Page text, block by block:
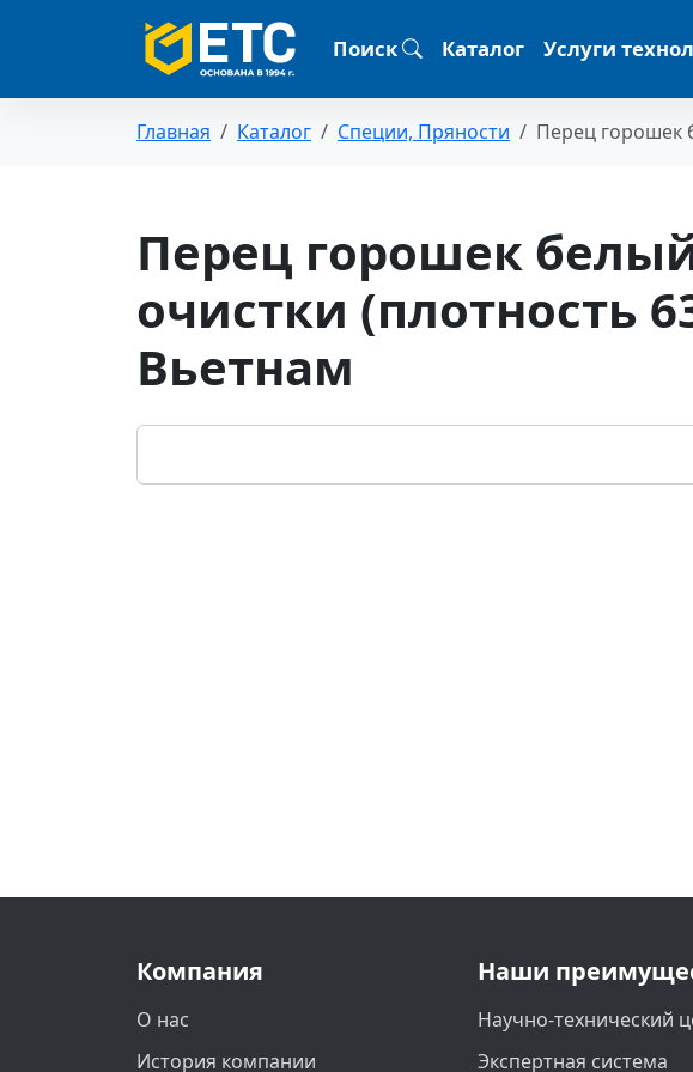
Поиск Каталог Услуги
Главная Каталог Специи, Пряности Перец горошек
Перец горошек
очистки (плотность
Вьетнам
Компания
О нас
История компании
Наши
Научно-технический
Экспертная система